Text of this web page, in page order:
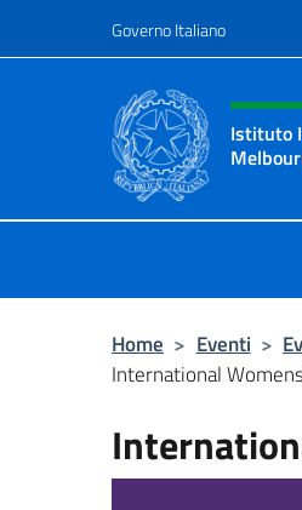
Governo Italiano
Intestazione
Istituto
Home > Eventi >
International